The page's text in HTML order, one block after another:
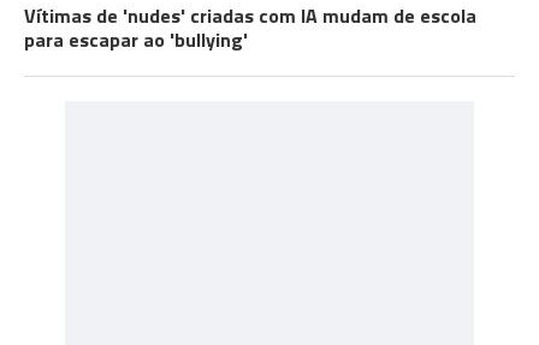
Vítimas de 'nudes' criadas com IA mudam de escola
para escapar ao 'bullying'